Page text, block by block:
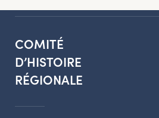
COMITÉ
D’HISTOIRE
RÉGIONALE